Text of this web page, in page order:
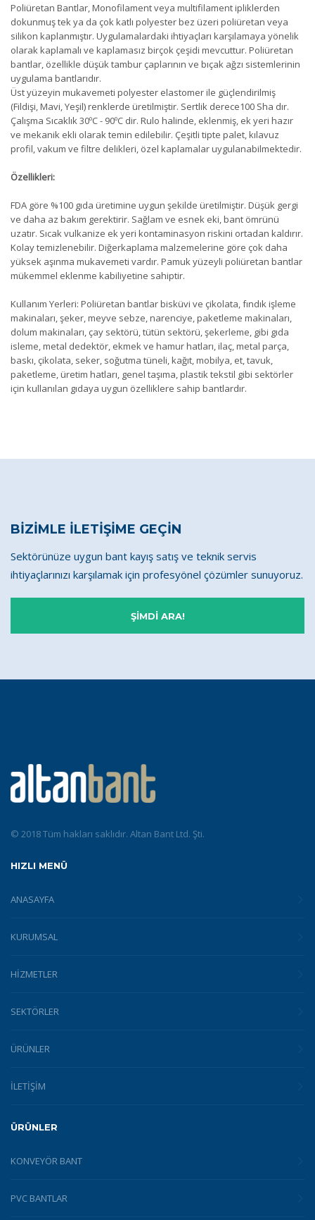
Poliüretan Bantlar, Monofilament veya multifilament ipliklerden
dokunmuş tek ya da çok katlı polyester bez üzeri poliüretan veya
silikon kaplanmıştır. Uygulamalardaki ihtiyaçları karşılamaya yönelik
olarak kaplamalı ve kaplamasız birçok çeşidi mevcuttur. Poliüretan
bantlar, özellikle düşük tambur çaplarının ve bıçak ağzı sistemlerinin
uygulama bantlarıdır.
Üst yüzeyin mukavemeti polyester elastomer ile güçlendirilmiş
(Fildişi, Mavi, Yeşil) renklerde üretilmiştir. Sertlik derece100 Sha dır.
Çalışma Sıcaklık 30ºC - 90ºC dir. Rulo halinde, eklenmiş, ek yeri hazır
ve mekanik ekli olarak temin edilebilir. Çeşitli tipte palet, kılavuz
profil, vakum ve filtre delikleri, özel kaplamalar uygulanabilmektedir.
Özellikleri:
FDA göre %100 gıda üretimine uygun şekilde üretilmiştir. Düşük gergi
ve daha az bakım gerektirir. Sağlam ve esnek eki, bant ömrünü
uzatır. Sıcak vulkanize ek yeri kontaminasyon riskini ortadan kaldırır.
Kolay temizlenebilir. Diğerkaplama malzemelerine göre çok daha
yüksek aşınma mukavemeti vardır. Pamuk yüzeyli poliüretan bantlar
mükemmel eklenme kabiliyetine sahiptir.
Kullanım Yerleri: Poliüretan bantlar bisküvi ve çikolata, fındık işleme
makinaları, şeker, meyve sebze, narenciye, paketleme makinaları,
dolum makinaları, çay sektörü, tütün sektörü, şekerleme, gibi gıda
isleme, metal dedektör, ekmek ve hamur hatları, ilaç, metal parça,
baskı, çikolata, seker, soğutma tüneli, kağıt, mobilya, et, tavuk,
paketleme, üretim hatları, genel taşıma, plastik tekstil gibi sektörler
için kullanılan gıdaya uygun özelliklere sahip bantlardır.
BİZİMLE İLETİŞİME GEÇİN
Sektörünüze uygun bant kayış satış ve teknik servis
ihtiyaçlarınızı karşılamak için profesyönel çözümler sunuyoruz.
ŞİMDİ ARA!
© 2018 Tüm hakları saklıdır. Altan Bant Ltd. Şti.
HIZLI MENÜ
ANASAYFA
KURUMSAL
HİZMETLER
SEKTÖRLER
ÜRÜNLER
İLETİŞİM
ÜRÜNLER
KONVEYÖR BANT
PVC BANTLAR